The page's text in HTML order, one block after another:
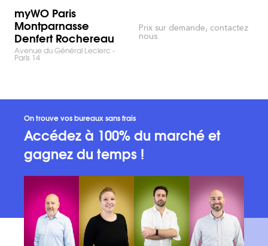
myWO Paris
Montparnasse
Denfert Rochereau
Avenue du Général Leclerc -
Paris 14
Prix sur demande, contactez
nous
On trouve vos bureaux sans frais
Accédez à 100% du marché et
gagnez du temps !